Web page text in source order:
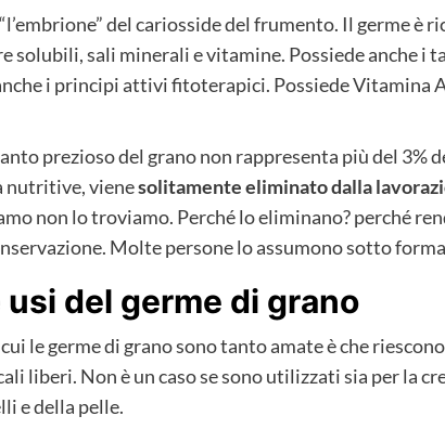
del cariosside del frumento. Il germe è
solubili, sali minerali e vitamine. Possiede anche i
i principi attivi fitoterapici. Possiede Vitamina
prezioso del grano non rappresenta più del 3%
nutritive, vienesolitamente eliminato dalla
non lo troviamo. Perché lo eliminano? perché
Molte persone lo assumono sotto
del germe di grano
le germe di grano sono tanto amate è che
liberi. Non è un caso se sono utilizzati sia per la
e della pelle.